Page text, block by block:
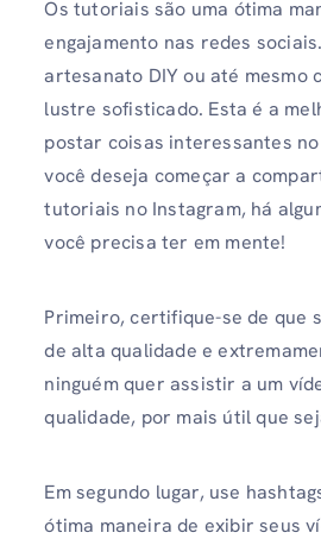
Os tutoriais são uma ótima
engajamento nas redes
artesanato DIY ou até mesmo
lustre sofisticado. Esta é a
postar coisas interessantes
você deseja começar a
tutoriais no Instagram, há
você precisa ter em mente!
Primeiro, certifique-se de que
de alta qualidade e
ninguém quer assistir a um
qualidade, por mais útil que
Em segundo lugar, use
ótima maneira de exibir seus